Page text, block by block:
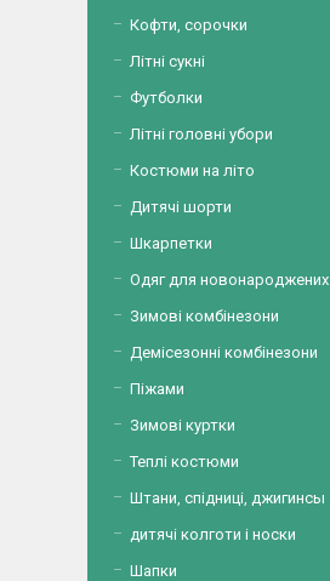
Кофти, сорочки
Літні сукні
Футболки
Літні головні убори
Костюми на літо
Дитячі шорти
Шкарпетки
Одяг для новонароджених
Зимові комбінезони
Демісезонні комбінезони
Піжами
Зимові куртки
Теплі костюми
Штани, спідниці, джигинсы
дитячі колготи і носки
Шапки